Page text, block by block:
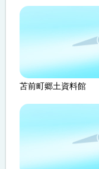
苫前町郷土資料館